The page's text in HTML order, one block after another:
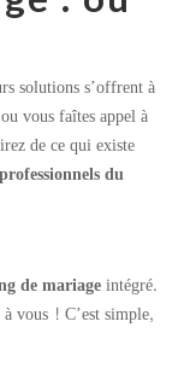
solutions s’offrent à
vous faîtes appel à
de ce qui existe
professionnels du
de mariageintégré.
vous ! C’est simple,